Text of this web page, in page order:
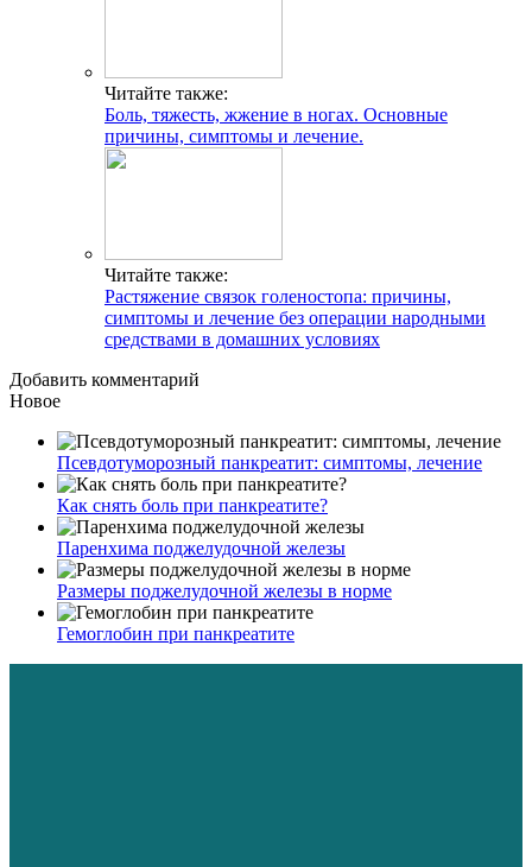
Читайте также:
Боль, тяжесть, жжение в ногах. Основные
причины, симптомы и лечение.
Читайте также:
Растяжение связок голеностопа: причины,
симптомы и лечение без операции народными
средствами в домашних условиях
Добавить комментарий
Новое
Псевдотуморозный панкреатит: симптомы, лечение
Как снять боль при панкреатите?
Паренхима поджелудочной железы
Размеры поджелудочной железы в норме
Гемоглобин при панкреатите